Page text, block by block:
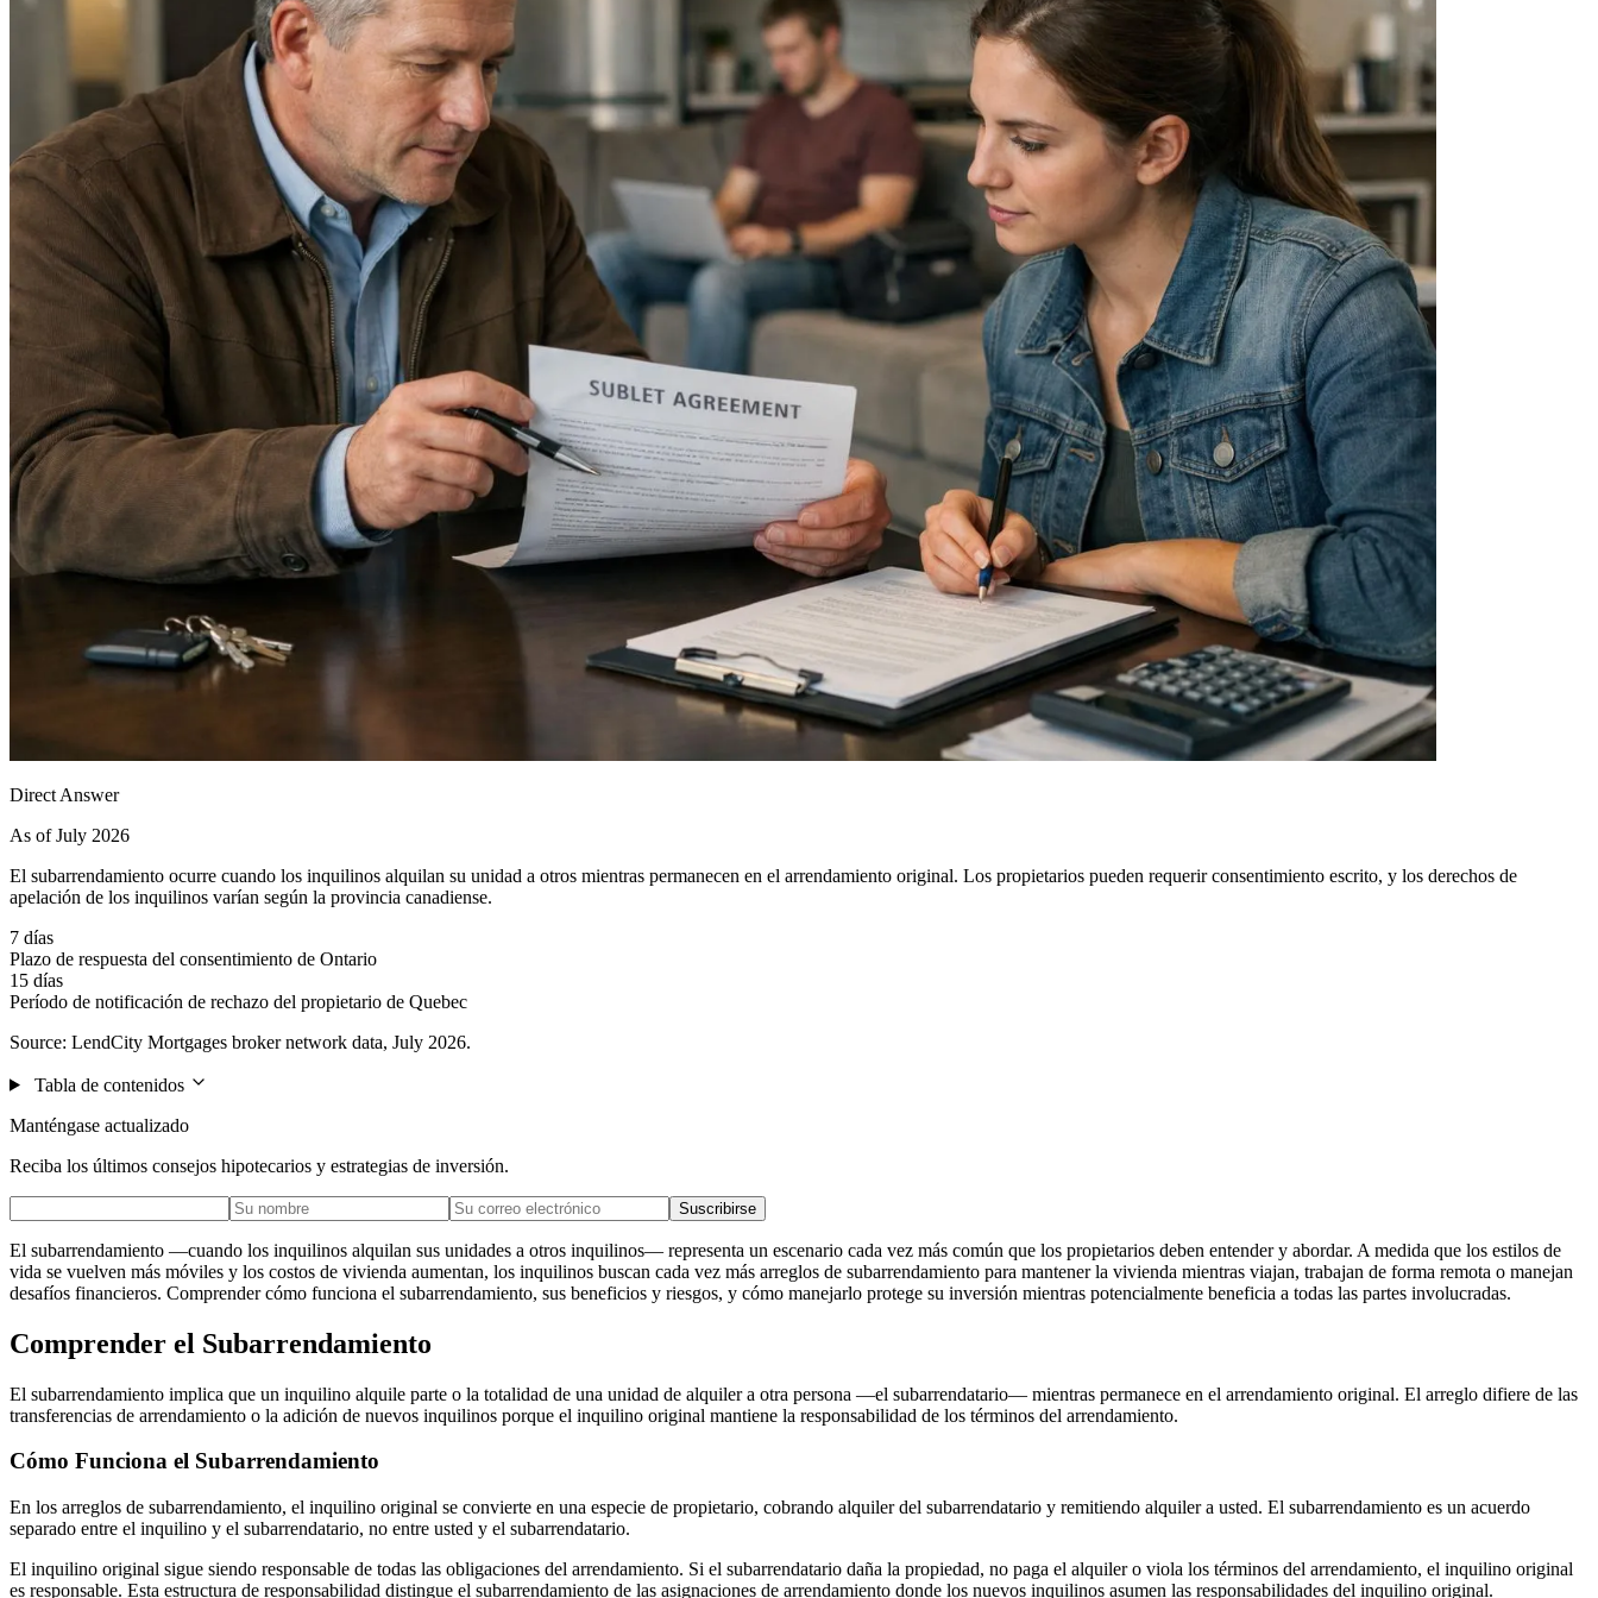
Direct Answer
As of July 2026
El subarrendamiento ocurre cuando los inquilinos alquilan su unidad a otros mientras permanecen en el arrendamiento original. Los propietarios pueden requerir consentimiento escrito, y los derechos de
apelación de los inquilinos varían según la provincia canadiense.
7 días
Plazo de respuesta del consentimiento de Ontario
15 días
Período de notificación de rechazo del propietario de Quebec
Source: LendCity Mortgages broker network data, July 2026.
Tabla de contenidos
Manténgase actualizado
Reciba los últimos consejos hipotecarios y estrategias de inversión.
Suscribirse
El subarrendamiento —cuando los inquilinos alquilan sus unidades a otros inquilinos— representa un escenario cada vez más común que los propietarios deben entender y abordar. A medida que los estilos de
vida se vuelven más móviles y los costos de vivienda aumentan, los inquilinos buscan cada vez más arreglos de subarrendamiento para mantener la vivienda mientras viajan, trabajan de forma remota o manejan
desafíos financieros. Comprender cómo funciona el subarrendamiento, sus beneficios y riesgos, y cómo manejarlo protege su inversión mientras potencialmente beneficia a todas las partes involucradas.
Comprender el Subarrendamiento
El subarrendamiento implica que un inquilino alquile parte o la totalidad de una unidad de alquiler a otra persona —el subarrendatario— mientras permanece en el arrendamiento original. El arreglo difiere de las
transferencias de arrendamiento o la adición de nuevos inquilinos porque el inquilino original mantiene la responsabilidad de los términos del arrendamiento.
Cómo Funciona el Subarrendamiento
En los arreglos de subarrendamiento, el inquilino original se convierte en una especie de propietario, cobrando alquiler del subarrendatario y remitiendo alquiler a usted. El subarrendamiento es un acuerdo
separado entre el inquilino y el subarrendatario, no entre usted y el subarrendatario.
El inquilino original sigue siendo responsable de todas las obligaciones del arrendamiento. Si el subarrendatario daña la propiedad, no paga el alquiler o viola los términos del arrendamiento, el inquilino original
es responsable. Esta estructura de responsabilidad distingue el subarrendamiento de las asignaciones de arrendamiento donde los nuevos inquilinos asumen las responsabilidades del inquilino original.